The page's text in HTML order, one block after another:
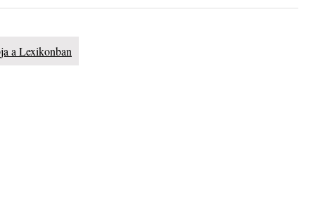
a Lexikonban